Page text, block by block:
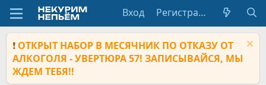
Вход Регистрация
❗ ОТКРЫТ НАБОР В МЕСЯЧНИК ПО ОТКАЗУ ОТ
АЛКОГОЛЯ - УВЕРТЮРА 57! ЗАПИСЫВАЙСЯ, МЫ
ЖДЕМ ТЕБЯ!!